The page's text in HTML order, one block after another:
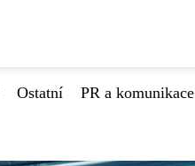
Ostatní PR a komunikace